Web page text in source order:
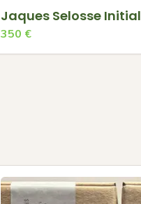
Jaques Selosse Initial
350 €